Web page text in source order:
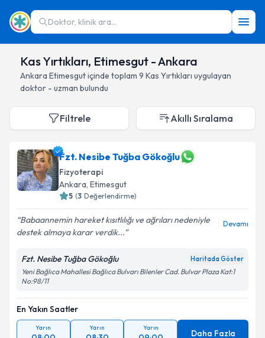
Doktor, klinik ara...
Kas Yırtıkları, Etimesgut - Ankara
Ankara Etimesgutiçinde toplam 9 Kas Yırtıkları uygulayan
doktor - uzman bulundu
Filtrele Akıllı Sıralama
Fzt. Nesibe Tuğba Gökoğlu
Fizyoterapi
Ankara, Etimesgut
5 (3 Değerlendirme)
Babaannemin hareket kısıtlılığı ve ağrıları nedeniyle
destek almaya karar verdik...
Devamı
Fzt. Nesibe Tuğba Gökoğlu Haritada Göster
Yeni Bağlıca Mahallesi Bağlıca Bulvarı Bilenler Cad. Bulvar Plaza Kat:1
No:98/11
En Yakın Saatler
Yarın Yarın Yarın
Daha Fazla